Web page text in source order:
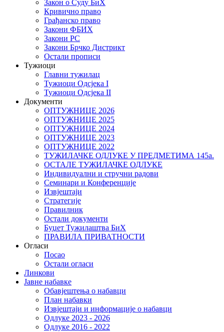
Закон о Суду БиХ
Кривично право
Грађанско право
Закони ФБИХ
Закони РС
Закони Брчко Дистрикт
Остали прописи
Тужиоци
Главни тужилац
Тужиоци Oдсјекa I
Тужиоци Oдсјекa II
Документи
ОПТУЖНИЦЕ 2026
ОПТУЖНИЦЕ 2025
ОПТУЖНИЦЕ 2024
ОПТУЖНИЦЕ 2023
ОПТУЖНИЦЕ 2022
ТУЖИЛАЧКЕ ОДЛУКЕ У ПРЕДМЕТИМА 145а.
ОСТАЛЕ ТУЖИЛАЧКЕ ОДЛУКЕ
Индивидуални и стручни радови
Семинари и Конференције
Извјештаји
Стратегије
Правилник
Остали документи
Буџет Тужилаштва БиХ
ПРАВИЛА ПРИВАТНОСТИ
Огласи
Посао
Остали огласи
Линкови
Јавне набавке
Обавјештења о набавци
План набавки
Извјештаји и информације о набавци
Одлуке 2023 - 2026
Одлуке 2016 - 2022